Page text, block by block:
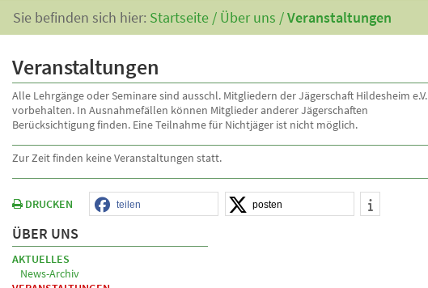
Sie befinden sich hier: Startseite / Über uns /Veranstaltungen
Veranstaltungen
Alle Lehrgänge oder Seminare sind ausschl. Mitgliedern der Jägerschaft Hildesheim e.V.
vorbehalten. In Ausnahmefällen können Mitglieder anderer Jägerschaften
Berücksichtigung finden. Eine Teilnahme für Nichtjäger ist nicht möglich.
Zur Zeit finden keine Veranstaltungen statt.
DRUCKEN teilen posten
ÜBER UNS
AKTUELLES
News-Archiv